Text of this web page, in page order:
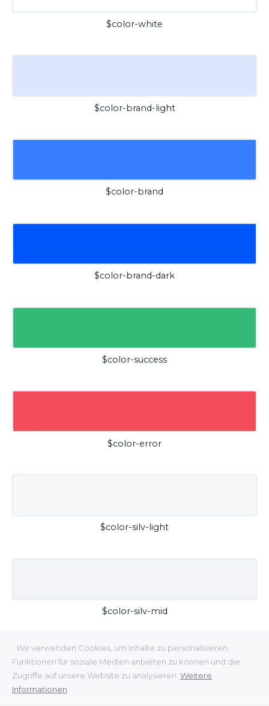
Wir verwenden Cookies, um Inhalte zu personalisieren,
Funktionen für soziale Medien anbieten zu können und die
Zugriffe auf unsere Website zu analysieren. Weitere
Informationen
$color-white
$color-brand-light
$color-brand
$color-brand-dark
$color-success
$color-error
$color-silv-light
$color-silv-mid